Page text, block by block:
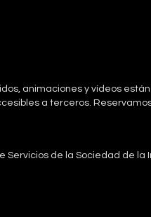
animaciones y vídeos
a terceros.
de la Sociedad de